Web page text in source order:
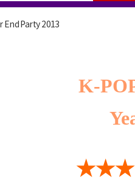
End Party 2013
＆
End
★★★